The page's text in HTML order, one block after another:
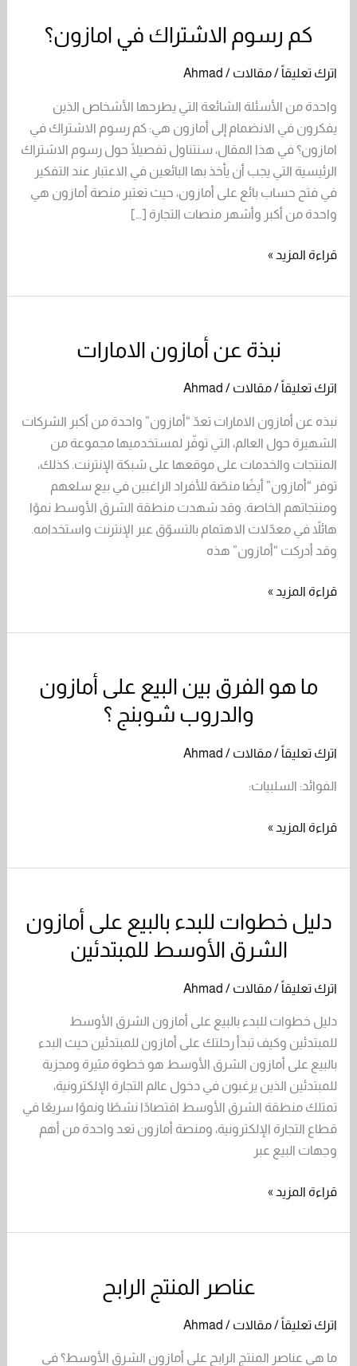
كم رسوم الاشتراك في امازون؟
اترك تعليقاً/مقالات /
Ahmad
واحدة من الأسئلة الشائعة التي يطرحها الأشخاص الذين
يفكرون في الانضمام إلى أمازون هي: كم رسوم الاشتراك في
امازون؟ في هذا المقال، سنتناول تفصيلًا حول رسوم الاشتراك
الرئيسية التي يجب أن يأخذ بها البائعين في الاعتبار عند التفكير
في فتح حساب بائع على أمازون، حيث تعتبر منصة أمازون هي
واحدة من أكبر وأشهر منصات التجارة […]
الاشتراك
امازون؟
قراءة المزيد »
نبذة عن أمازون الامارات
اترك تعليقاً /مقالات /
Ahmad
نبذه عن أمازون الامارات تعدّ “أمازون” واحدة من أكبر الشركات
الشهيرة حول العالم، التي توفّر لمستخدميها مجموعة من
المنتجات والخدمات على موقعها على شبكة الإنترنت. كذلك،
توفر “أمازون” أيضًا منصّة للأفراد الراغبين في بيع سلعهم
ومنتجاتهم الخاصة. وقد شهدت منطقة الشرق الأوسط نموًا
هائلاً في معدّلات الاهتمام بالتسوّق عبر الإنترنت واستخدامه.
وقد أدركت “أمازون” هذه
أمازون
قراءة المزيد »
ما هو الفرق بين البيع على أمازون
والدروب شوبنج ؟
اترك تعليقاً/مقالات /
Ahmad
الفوائد: السلبيات:
بين
على
والدروب
قراءة المزيد »
دليل خطوات للبدء بالبيع على أمازون
الشرق الأوسط للمبتدئين
اترك تعليقاً/مقالات /
Ahmad
دليل خطوات للبدء بالبيع على أمازون الشرق الأوسط
للمبتدئين وكيف تبدأ رحلتك على أمازون للمبتدئين حيث البدء
بالبيع على أمازون الشرق الأوسط هو خطوة مثيرة ومجزية
للمبتدئين الذين يرغبون في دخول عالم التجارة الإلكترونية،
تمتلك منطقة الشرق الأوسط اقتصادًا نشطًا ونموًا سريعًا في
قطاع التجارة الإلكترونية، ومنصة أمازون تعد واحدة من أهم
وجهات البيع عبر
دليل
بالبيع
أمازون
الشرق
الأوسط
للمبتدئين
قراءة المزيد »
عناصر المنتج الرابح
اترك تعليقاً/مقالات /
Ahmad
ما هي عناصر المنتج الرابح على أمازون الشرق الأوسط؟ في
الرابح